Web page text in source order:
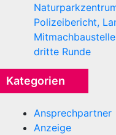
Polizeibericht,
dritte Runde
Kategorien
Ansprechpartner
Anzeige